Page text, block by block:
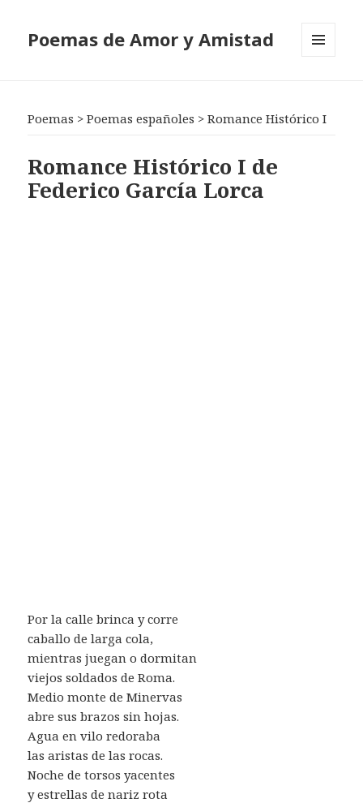
Poemas de Amor y Amistad
Poemas >Poemas españoles >Romance Histórico I
Romance Histórico I de
Federico García Lorca
Por la calle brinca y corre
caballo de larga cola,
mientras juegan o dormitan
viejos soldados de Roma.
Medio monte de Minervas
abre sus brazos sin hojas.
Agua en vilo redoraba
las aristas de las rocas.
Noche de torsos yacentes
y estrellas de nariz rota